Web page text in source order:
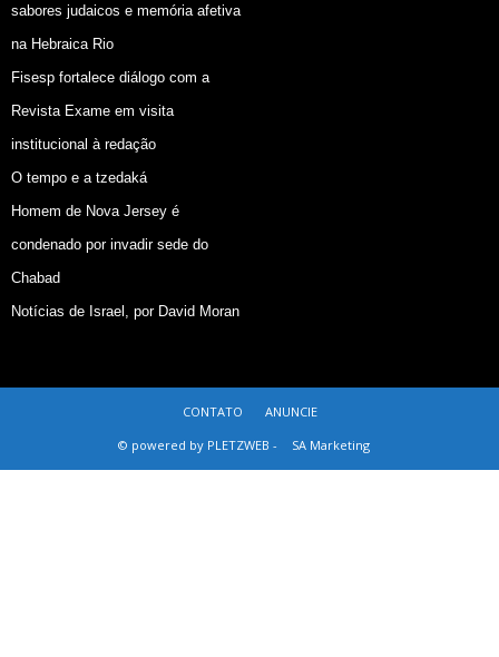
sabores judaicos e memória afetiva
na Hebraica Rio
Fisesp fortalece diálogo com a
Revista Exame em visita
institucional à redação
O tempo e a tzedaká
Homem de Nova Jersey é
condenado por invadir sede do
Chabad
Notícias de Israel, por David Moran
CONTATO
ANUNCIE
© powered by PLETZWEB -
SA Marketing